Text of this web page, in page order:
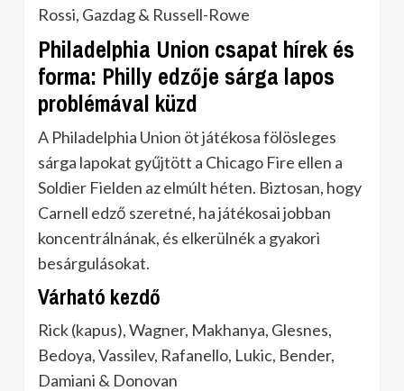
Rossi, Gazdag & Russell-Rowe
Philadelphia Union csapat hírek és
forma: Philly edzője sárga lapos
problémával küzd
A Philadelphia Union öt játékosa fölösleges
sárga lapokat gyűjtött a Chicago Fire ellen a
Soldier Fielden az elmúlt héten. Biztosan, hogy
Carnell edző szeretné, ha játékosai jobban
koncentrálnának, és elkerülnék a gyakori
besárgulásokat.
Várható kezdő
Rick (kapus), Wagner, Makhanya, Glesnes,
Bedoya, Vassilev, Rafanello, Lukic, Bender,
Damiani & Donovan